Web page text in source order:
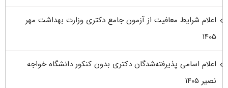
اعلام شرایط معافیت از آزمون جامع دکتری وزارت بهداشت مهر
۱۴۰۵
اعلام اسامی پذیرفته‌شدگان دکتری بدون کنکور دانشگاه خواجه
نصیر ۱۴۰۵